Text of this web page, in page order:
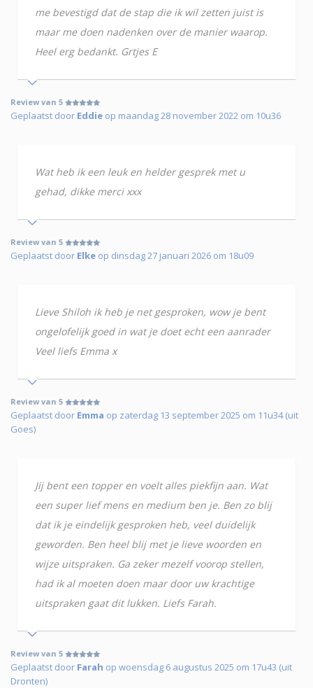
me bevestigd dat de stap die ik wil zetten juist is
maar me doen nadenken over de manier waarop.
Heel erg bedankt. Grtjes E
Review van 5
Geplaatst door Eddie op maandag 28 november 2022 om 10u36
Wat heb ik een leuk en helder gesprek met u
gehad, dikke merci xxx
Review van 5
Geplaatst door Elke op dinsdag 27 januari 2026 om 18u09
Lieve Shiloh ik heb je net gesproken, wow je bent
ongelofelijk goed in wat je doet echt een aanrader
Veel liefs Emma x
Review van 5
Geplaatst door Emma op zaterdag 13 september 2025 om 11u34 (uit
Goes)
Jij bent een topper en voelt alles piekfijn aan. Wat
een super lief mens en medium ben je. Ben zo blij
dat ik je eindelijk gesproken heb, veel duidelijk
geworden. Ben heel blij met je lieve woorden en
wijze uitspraken. Ga zeker mezelf voorop stellen,
had ik al moeten doen maar door uw krachtige
uitspraken gaat dit lukken. Liefs Farah.
Review van 5
Geplaatst door Farah op woensdag 6 augustus 2025 om 17u43 (uit
Dronten)